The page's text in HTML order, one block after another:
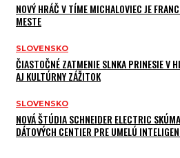
NOVÝ HRÁČ V TÍME MICHALOVIEC JE
MESTE
SLOVENSKO
ČIASTOČNÉ ZATMENIE SLNKA PRINESIE V
AJ KULTÚRNY ZÁŽITOK
SLOVENSKO
NOVÁ ŠTÚDIA SCHNEIDER ELECTRIC
DÁTOVÝCH CENTIER PRE UMELÚ